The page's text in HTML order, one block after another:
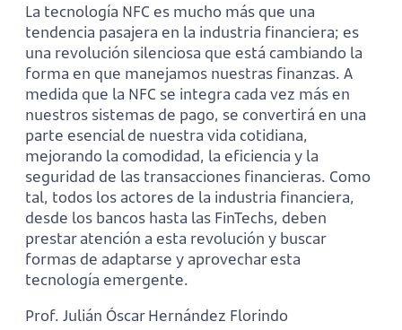
La tecnología NFC es mucho más que una
tendencia pasajera en la industria financiera; es
una revolución silenciosa que está cambiando la
forma en que manejamos nuestras finanzas. A
medida que la NFC se integra cada vez más en
nuestros sistemas de pago, se convertirá en una
parte esencial de nuestra vida cotidiana,
mejorando la comodidad, la eficiencia y la
seguridad de las transacciones financieras. Como
tal, todos los actores de la industria financiera,
desde los bancos hasta las FinTechs, deben
prestar atención a esta revolución y buscar
formas de adaptarse y aprovechar esta
tecnología emergente.
Prof. Julián Óscar Hernández Florindo